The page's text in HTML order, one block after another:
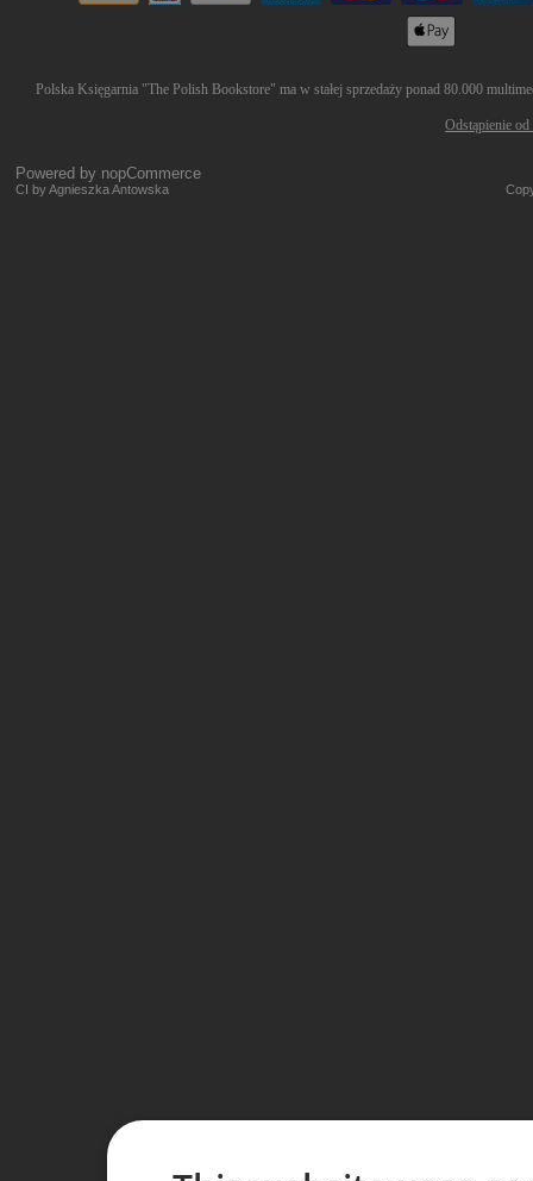
Polska Księgarnia "The Polish Bookstore" ma w stałej sprzedaży ponad 80.000
Odstąpienie
Powered by nopCommerce
CI by Agnieszka Antowska